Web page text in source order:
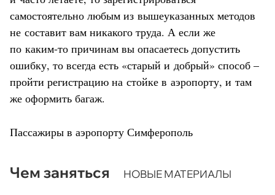
самостоятельно любым из вышеуказанных методов
не составит вам никакого труда. А если же
по каким-то причинам вы опасаетесь допустить
ошибку, то всегда есть «старый и добрый» способ –
пройти регистрацию на стойке в аэропорту, и там
же оформить багаж.
Пассажиры в аэропорту Симферополь
Чем заняться НОВЫЕ МАТЕРИАЛЫ